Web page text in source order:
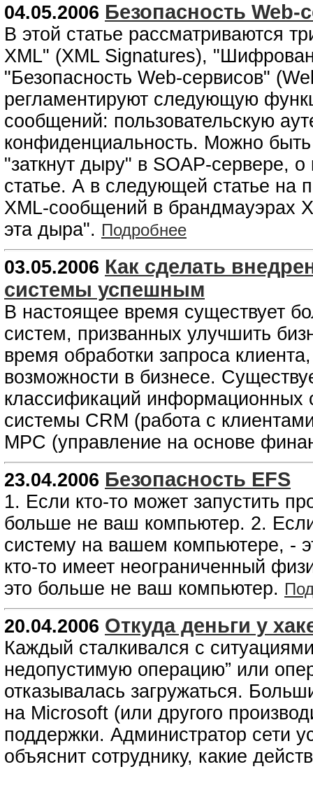
04.05.2006 Безопасность Web-
В этой статье рассматриваются
XML" (XML Signatures),
"Безопасность Web-сервисов"
регламентируют следующую
сообщений: пользовательскую
конфиденциальность. Можно
"заткнут дыру" в SOAP-сервере,
статье. А в следующей статье на
XML-сообщений в брандмауэрах
эта дыра". Подробнее
03.05.2006 Как сделать
системы успешным
В настоящее время существует
систем, призванных улучшить
время обработки запроса
возможности в бизнесе.
классификаций информационных
системы CRM (работа с
MPC (управление на основе
23.04.2006 Безопасность EFS
1. Если кто-то может запустить
больше не ваш компьютер. 2.
систему на вашем компьютере, -
кто-то имеет неограниченный
это больше не ваш компьютер.
20.04.2006 Откуда деньги у
Каждый сталкивался с
недопустимую операцию” или
отказывалась загружаться.
на Microsoft (или другого
поддержки. Администратор сети
объяснит сотруднику, какие